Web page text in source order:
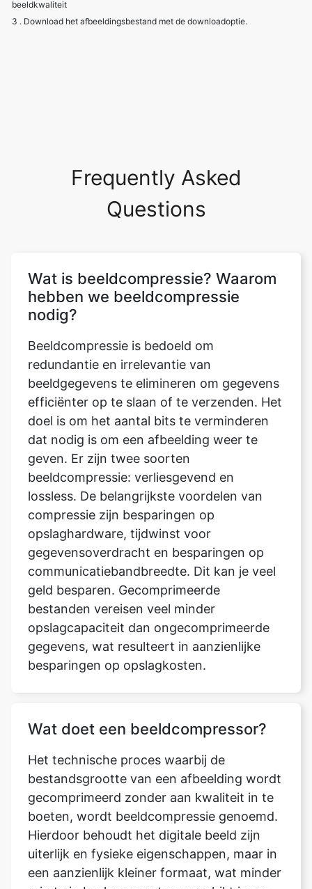
Wat is beeldcompressie? Waarom
Beeldcompressie is bedoeld om
redundantie en irrelevantie van
efficiënter op te slaan of te verzenden. Het
doel is om het aantal bits te verminderen
dat nodig is om een afbeelding weer te
geven. Er zijn twee soorten
beeldcompressie: verliesgevend en
lossless. De belangrijkste voordelen van
compressie zijn besparingen op
opslaghardware, tijdwinst voor
gegevensoverdracht en besparingen op
communicatiebandbreedte. Dit kan je veel
geld besparen. Gecomprimeerde
bestanden vereisen veel minder
opslagcapaciteit dan ongecomprimeerde
gegevens, wat resulteert in aanzienlijke
besparingen op opslagkosten.
Wat doet een beeldcompressor?
bestandsgrootte van een afbeelding wordt
boeten, wordt beeldcompressie genoemd.
Hierdoor behoudt het digitale beeld zijn
uiterlijk en fysieke eigenschappen, maar in
een aanzienlijk kleiner formaat, wat minder
ruimte in beslag neemt en geschikt is om
op relevante websites te worden geplaatst.
De kleinere bestandsgrootte helpt u om de